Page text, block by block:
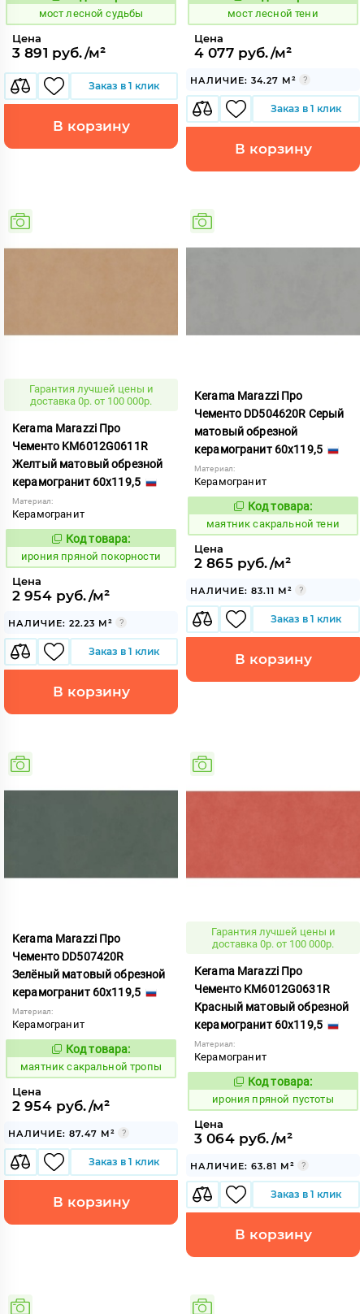
мост лесной судьбы
Цена
3 891 руб./м²
Заказ в 1 клик
В корзину
мост лесной тени
Цена
4 077 руб./м²
НАЛИЧИЕ: 34.27 М²
Заказ в 1 клик
В корзину
Гарантия лучшей цены и
доставка 0р. от 100 000р.
Kerama Marazzi Про
Чементо KM6012G0611R
Желтый матовый обрезной
керамогранит 60x119,5
Материал:
Керамогранит
1103072
Код товара:
ирония пряной покорности
Цена
2 954 руб./м²
НАЛИЧИЕ: 22.23 М²
Заказ в 1 клик
В корзину
Kerama Marazzi Про
Чементо DD504620R Серый
матовый обрезной
керамогранит 60x119,5
Материал:
Керамогранит
931978
Код товара:
маятник сакральной тени
Цена
2 865 руб./м²
НАЛИЧИЕ: 83.11 М²
Заказ в 1 клик
В корзину
Kerama Marazzi Про
Чементо DD507420R
Зелёный матовый обрезной
керамогранит 60x119,5
Материал:
Керамогранит
931983
Код товара:
маятник сакральной тропы
Цена
2 954 руб./м²
НАЛИЧИЕ: 87.47 М²
Заказ в 1 клик
В корзину
Гарантия лучшей цены и
доставка 0р. от 100 000р.
Kerama Marazzi Про
Чементо KM6012G0631R
Красный матовый обрезной
керамогранит 60x119,5
Материал:
Керамогранит
1103074
Код товара:
ирония пряной пустоты
Цена
3 064 руб./м²
НАЛИЧИЕ: 63.81 М²
Заказ в 1 клик
В корзину